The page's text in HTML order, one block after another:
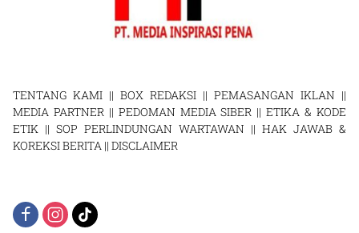
TENTANG KAMI || BOX REDAKSI || PEMASANGAN IKLAN ||
MEDIA PARTNER|| PEDOMAN MEDIA SIBER ||ETIKA & KODE
ETIK || SOP PERLINDUNGAN WARTAWAN || HAK JAWAB &
KOREKSI BERITA || DISCLAIMER